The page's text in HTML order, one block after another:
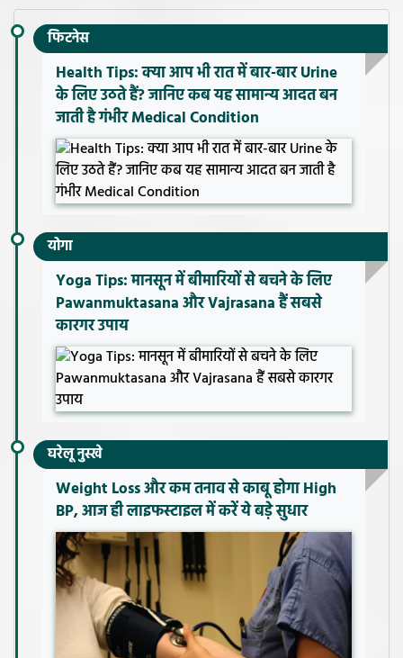
फिटनेस
Health Tips: क्या आप भी रात में बार-बार Urine
के लिए उठते हैं? जानिए कब यह सामान्य आदत बन
जाती है गंभीर Medical Condition
योगा
Yoga Tips: मानसून में बीमारियों से बचने के लिए
Pawanmuktasana और Vajrasana हैं सबसे
कारगर उपाय
घरेलू नुस्खे
Weight Loss और कम तनाव से काबू होगा High
BP, आज ही लाइफस्टाइल में करें ये बड़े सुधार